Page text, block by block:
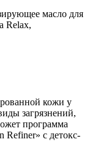
масло для
Relax,
кожи у
загрязнений,
программа
Refiner» с детокс-